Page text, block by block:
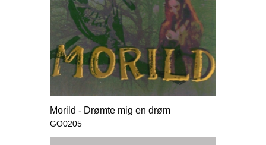
Morild - Drømte mig en drøm
GO0205